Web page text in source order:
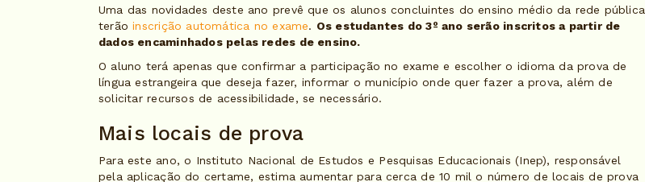
Uma das novidades deste ano prevê que os alunos concluintes do ensino médio da rede pública
terãoinscrição automática no exame. Os estudantes do 3º ano serão inscritos a partir de
dados encaminhados pelas redes de ensino.
O aluno terá apenas que confirmar a participação no exame e escolher o idioma da prova de
língua estrangeira que deseja fazer, informar o município onde quer fazer a prova, além de
solicitar recursos de acessibilidade, se necessário.
Mais locais de prova
Para este ano, o Instituto Nacional de Estudos e Pesquisas Educacionais (Inep), responsável
pela aplicação do certame, estima aumentar para cerca de 10 mil o número de locais de prova